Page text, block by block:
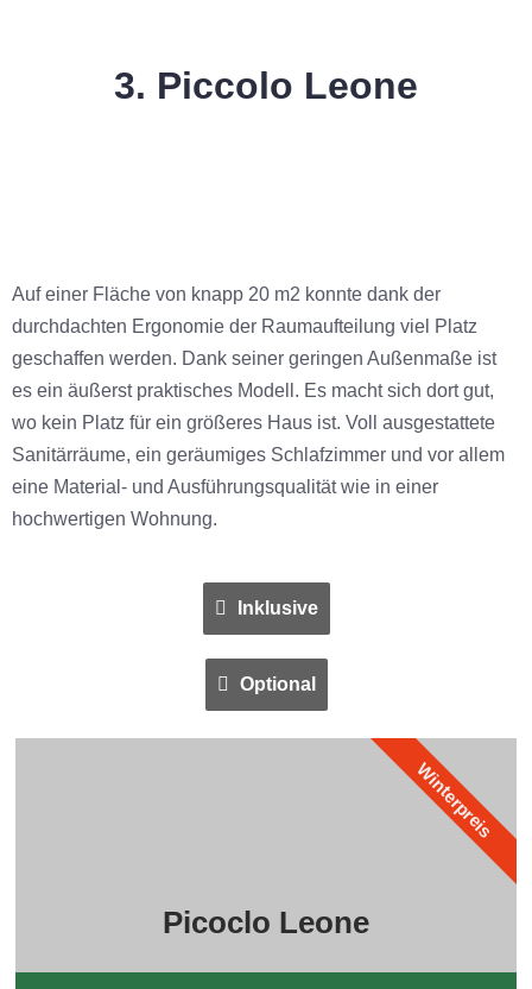
3. Piccolo Leone
Auf einer Fläche von knapp 20 m2 konnte dank der
durchdachten Ergonomie der Raumaufteilung viel Platz
geschaffen werden. Dank seiner geringen Außenmaße ist
es ein äußerst praktisches Modell. Es macht sich dort gut,
wo kein Platz für ein größeres Haus ist. Voll ausgestattete
Sanitärräume, ein geräumiges Schlafzimmer und vor allem
eine Material- und Ausführungsqualität wie in einer
hochwertigen Wohnung.
Inklusive
Optional
Picoclo Leone
Winterpreis